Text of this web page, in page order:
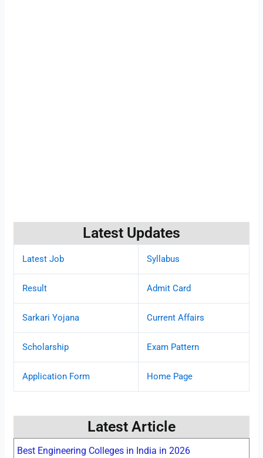
Latest Updates
Latest Job Syllabus
Result Admit Card
Sarkari Yojana Current Affairs
Scholarship Exam Pattern
Application Form Home Page
Latest Article
Best Engineering Colleges in India in 2026